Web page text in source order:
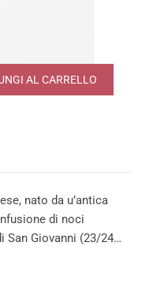
AL CARRELLO
nato da u’antica
di noci
San Giovanni (23/24…